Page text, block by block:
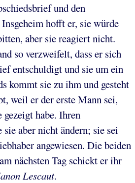
und den
hofft er, sie würde
aber sie reagiert nicht.
so verzweifelt, dass er sich
entschuldigt und sie um ein
kommt sie zu ihm und gesteht
weil er der erste Mann sei,
habe. Ihren
sie aber nicht ändern; sie sei
angewiesen. Die beiden
nächsten Tag schickt er ihr
Lescaut.